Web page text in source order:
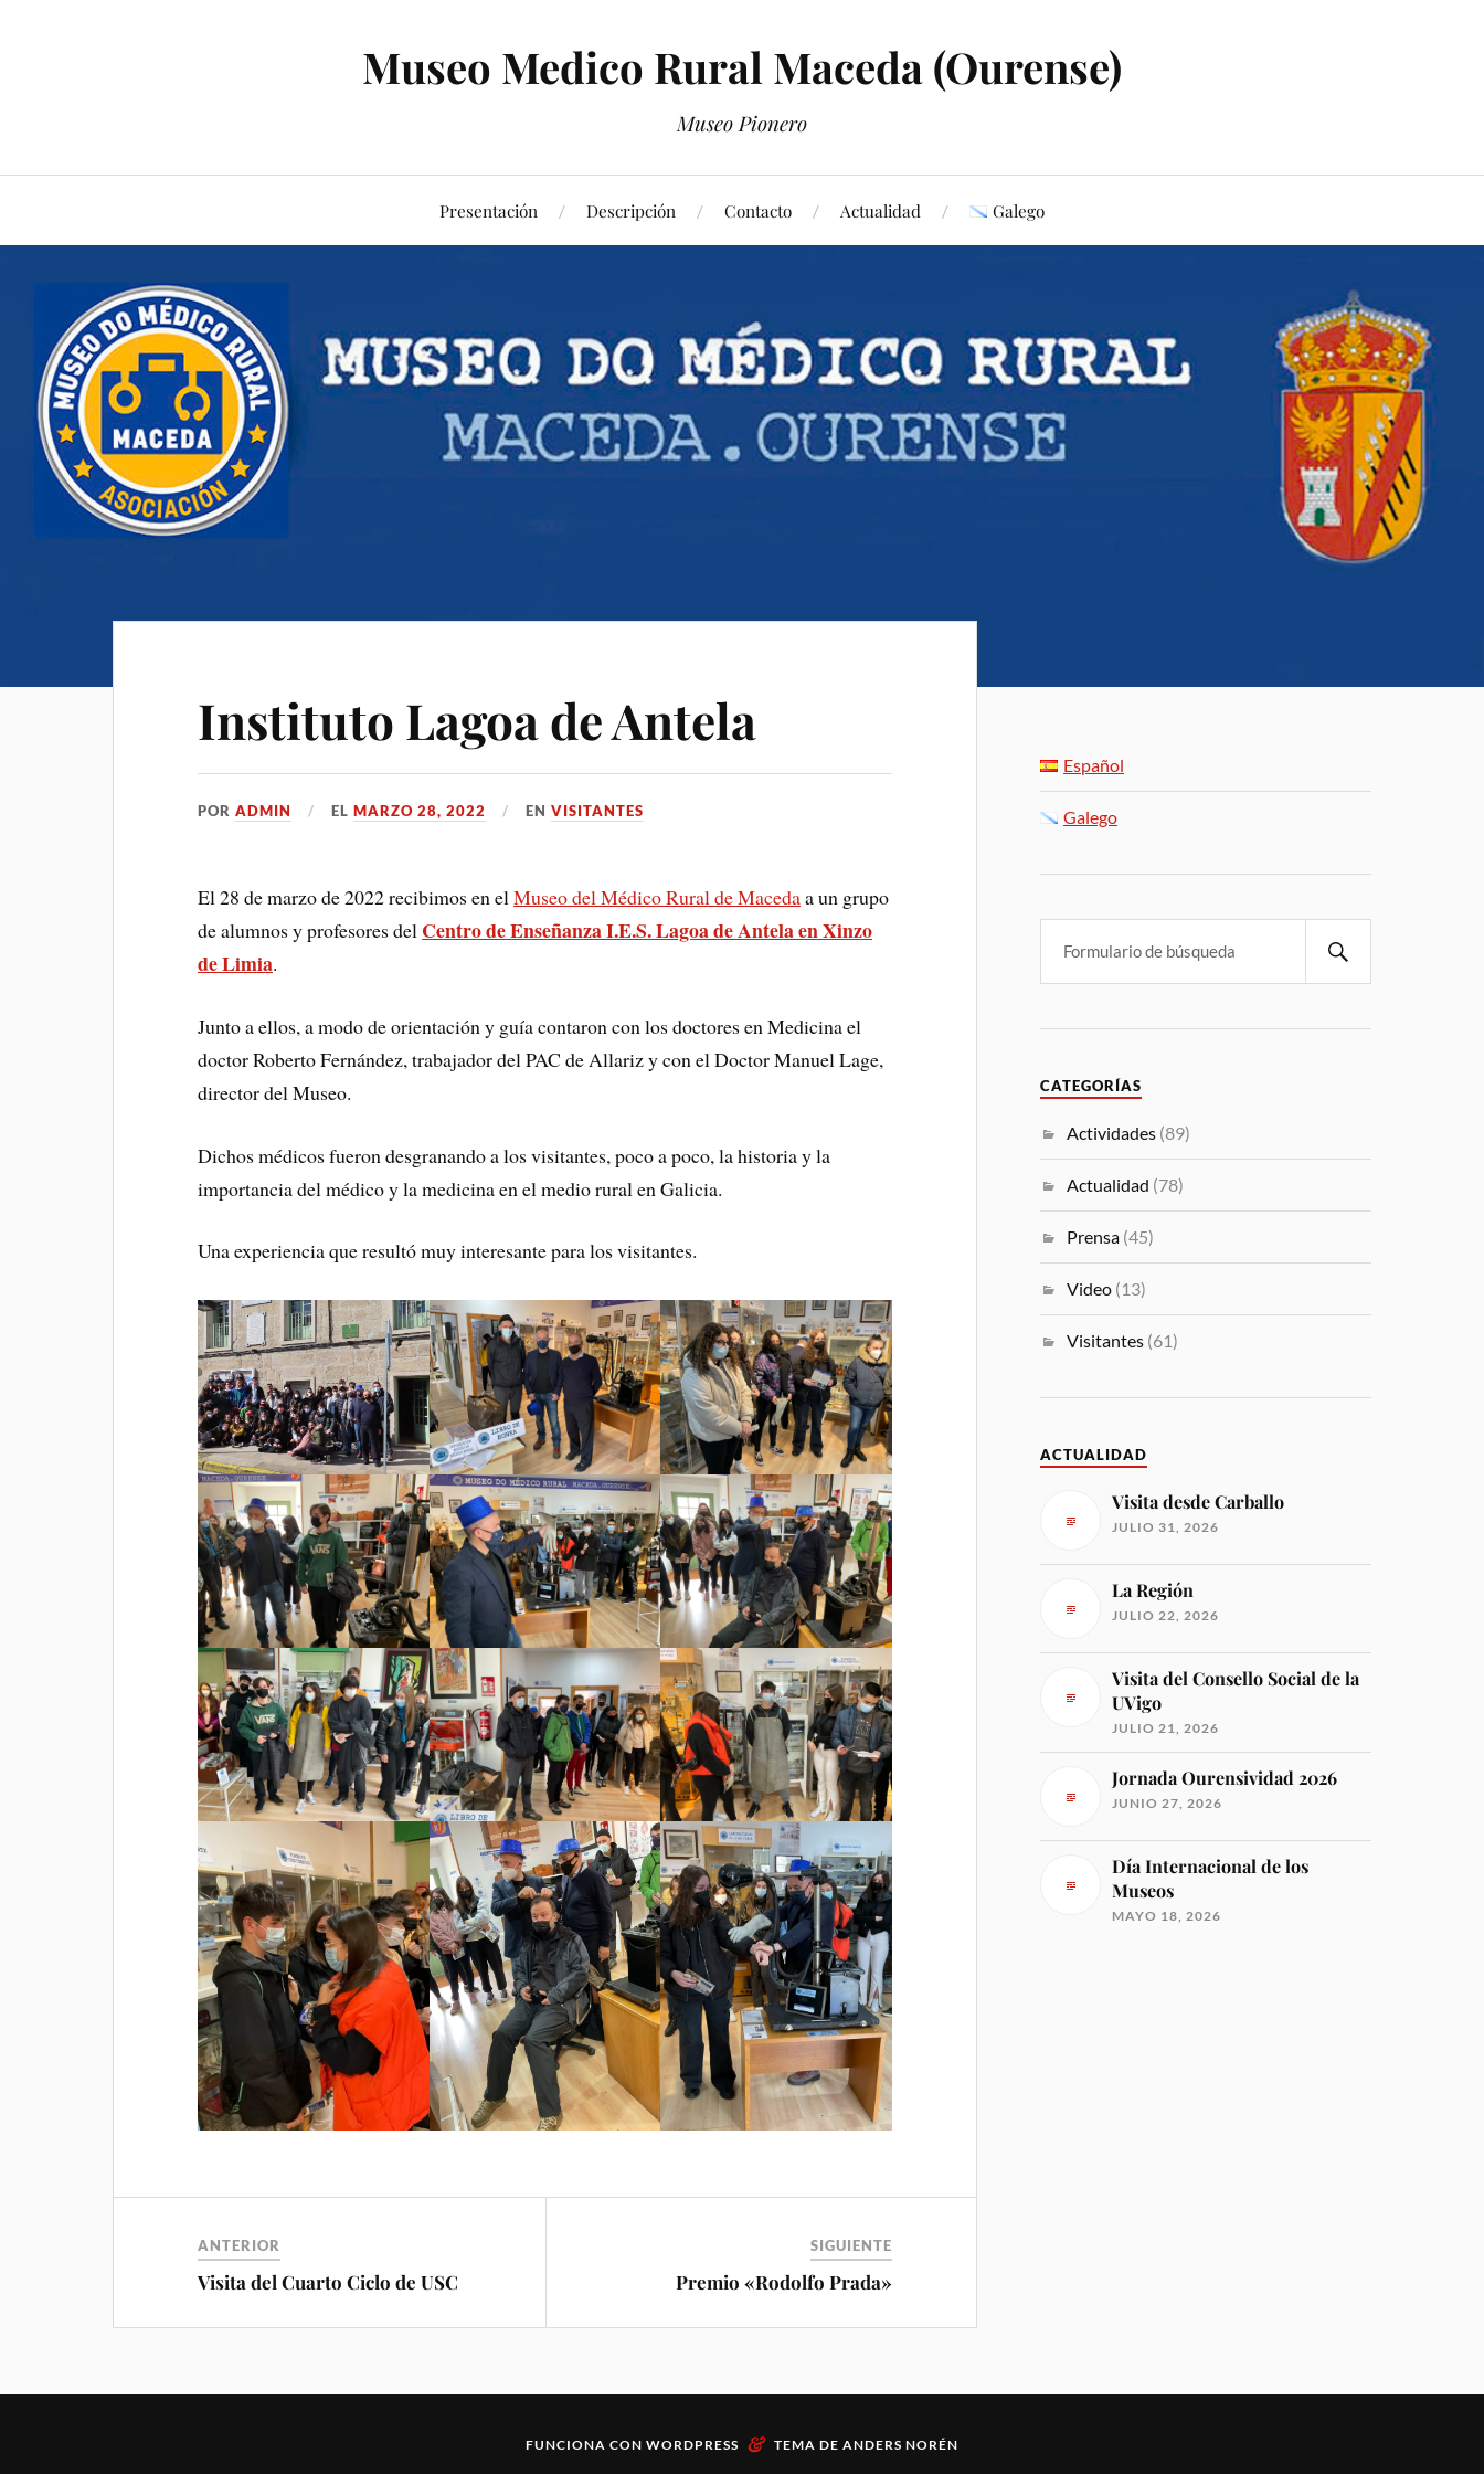
Museo Medico Rural Maceda (Ourense)
Museo Pionero
Presentación Descripción Contacto Actualidad Galego
Instituto Lagoa de Antela
PORADMIN ELMARZO 28, 2022 ENVISITANTES
El 28 de marzo de 2022 recibimos en elMuseo del Médico Rural de Macedaa un grupo
de alumnos y profesores del Centro de Enseñanza I.E.S. Lagoa de Antela en Xinzo
de Limia.
Junto a ellos, a modo de orientación y guía contaron con los doctores en Medicina el
doctor Roberto Fernández, trabajador del PAC de Allariz y con el Doctor Manuel Lage,
director del Museo.
Dichos médicos fueron desgranando a los visitantes, poco a poco, la historia y la
importancia del médico y la medicina en el medio rural en Galicia.
Una experiencia que resultó muy interesante para los visitantes.
ANTERIOR
Visita del Cuarto Ciclo de USC
SIGUIENTE
Premio «Rodolfo Prada»
Español
Galego
CATEGORÍAS
Actividades (89)
Actualidad (78)
Prensa (45)
Video (13)
Visitantes (61)
ACTUALIDAD
Visita desde Carballo
JULIO 31, 2026
La Región
JULIO 22, 2026
Visita del Consello Social de la
UVigo
JULIO 21, 2026
Jornada Ourensividad 2026
JUNIO 27, 2026
Día Internacional de los
Museos
MAYO 18, 2026
FUNCIONA CON WORDPRESS & TEMA DE ANDERS NORÉN